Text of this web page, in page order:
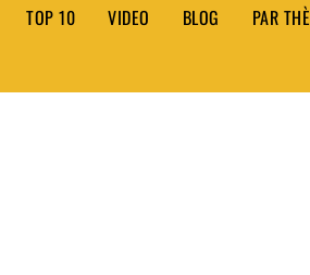
TOP 10 VIDEO BLOG PAR